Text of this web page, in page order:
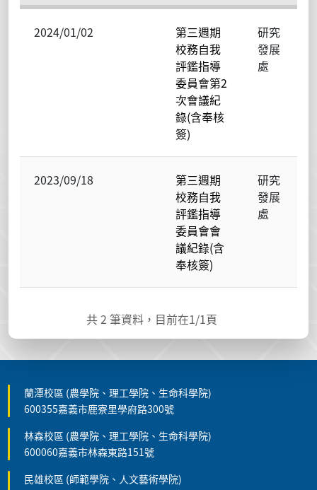
2024/01/02
第三週期
校務自我
評鑑指導
委員會第2
次會議紀
錄(含奉核
簽)
研究
發展
處
2023/09/18
第三週期
校務自我
評鑑指導
委員會會
議紀錄(含
奉核簽)
研究
發展
處
共2 筆資料，目前在1/1頁
蘭潭校區 (農學院、理工學院、生命科學院)
600355嘉義市鹿寮里學府路300號
林森校區 (農學院、理工學院、生命科學院)
600060嘉義市林森東路151號
民雄校區 (師範學院、人文藝術學院)